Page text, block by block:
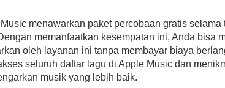
menawarkan paket percobaan gratis
memanfaatkan kesempatan ini, Anda bisa
oleh layanan ini tanpa membayar biaya
seluruh daftar lagu di Apple Music dan
musik yang lebih baik.